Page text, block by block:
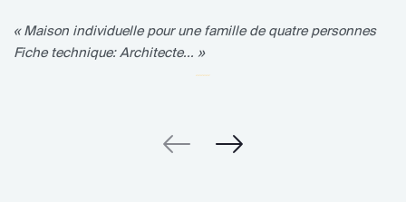
« Maison individuelle pour une famille de quatre personnes
Fiche technique: Architecte... »